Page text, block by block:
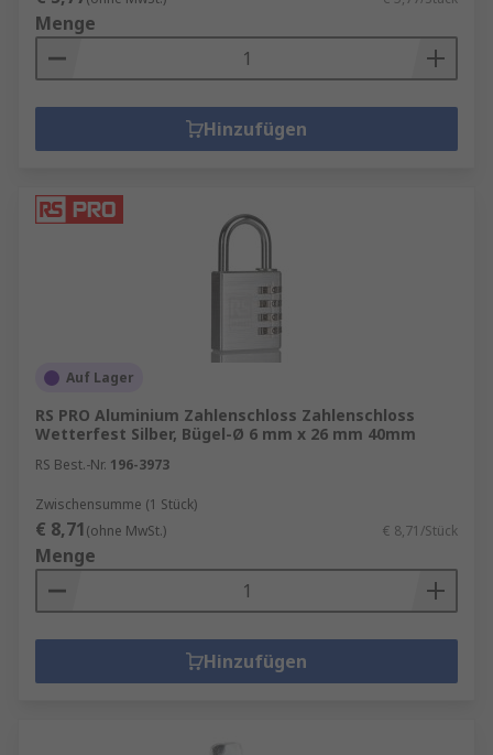
Menge
Hinzufügen
Auf Lager
RS PRO Aluminium Zahlenschloss Zahlenschloss
Wetterfest Silber, Bügel-Ø 6 mm x 26 mm 40mm
RS Best.-Nr. 196-3973
Zwischensumme (1 Stück)
€ 8,71(ohne MwSt.) € 8,71/Stück
Menge
Hinzufügen